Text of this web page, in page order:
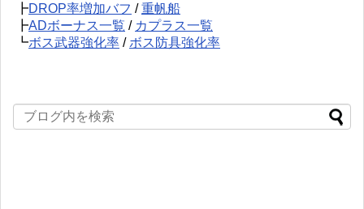
┣DROP率増加バフ /重帆船
┣ADボーナス一覧 / カプラス一覧
┗ボス武器強化率 /ボス防具強化率